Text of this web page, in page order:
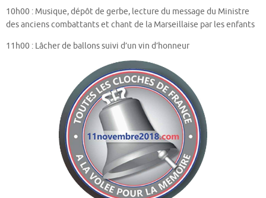
10h00 : Musique, dépôt de gerbe, lecture du message du Ministre
des anciens combattants et chant de la Marseillaise par les enfants
11h00 : Lâcher de ballons suivi d’un vin d’honneur